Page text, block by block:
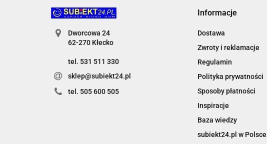
Dworcowa 24
62-270 Kłecko
tel. 531 511 330
sklep@subiekt24.pl
tel. 505 600 505
Informacje
Dostawa
Zwroty i reklamacje
Regulamin
Polityka prywatności
Sposoby płatności
Inspiracje
Baza wiedzy
subiekt24.pl w Polsce